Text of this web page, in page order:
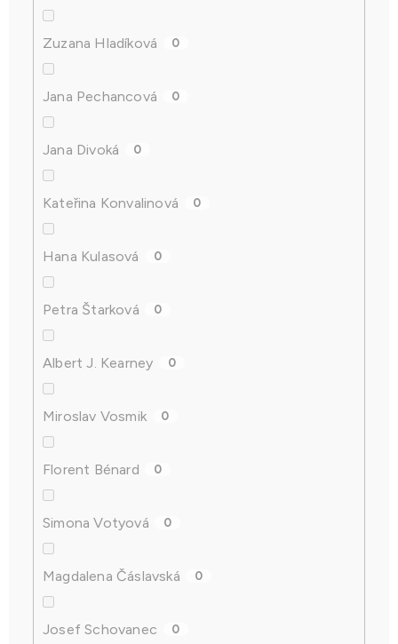
Zuzana Hladíková 0
Jana Pechancová 0
Jana Divoká 0
Kateřina Konvalinová 0
Hana Kulasová 0
Petra Štarková 0
Albert J. Kearney 0
Miroslav Vosmik 0
Florent Bénard 0
Simona Votyová 0
Magdalena Čáslavská 0
Josef Schovanec 0